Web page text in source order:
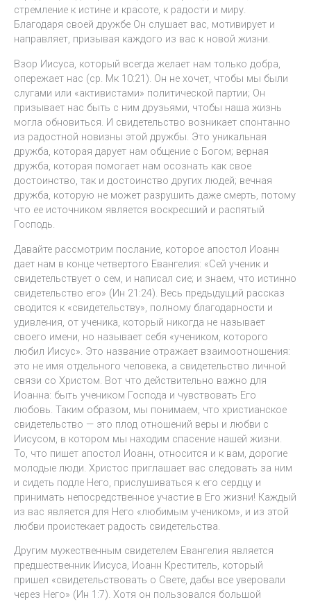
стремление к истине и красоте, к радости и миру.
Благодаря своей дружбе Он слушает вас, мотивирует и
направляет, призывая каждого из вас к новой жизни.
Взор Иисуса, который всегда желает нам только добра,
опережает нас (ср. Мк 10:21). Он не хочет, чтобы мы были
слугами или «активистами» политической партии; Он
призывает нас быть с ним друзьями, чтобы наша жизнь
могла обновиться. И свидетельство возникает спонтанно
из радостной новизны этой дружбы. Это уникальная
дружба, которая дарует нам общение с Богом; верная
дружба, которая помогает нам осознать как свое
достоинство, так и достоинство других людей; вечная
дружба, которую не может разрушить даже смерть, потому
что ее источником является воскресший и распятый
Господь.
Давайте рассмотрим послание, которое апостол Иоанн
дает нам в конце четвертого Евангелия: «Сей ученик и
свидетельствует о сем, и написал сие; и знаем, что истинно
свидетельство его» (Ин 21:24). Весь предыдущий рассказ
сводится к «свидетельству», полному благодарности и
удивления, от ученика, который никогда не называет
своего имени, но называет себя «учеником, которого
любил Иисус». Это название отражает взаимоотношения:
это не имя отдельного человека, а свидетельство личной
связи со Христом. Вот что действительно важно для
Иоанна: быть учеником Господа и чувствовать Его
любовь. Таким образом, мы понимаем, что христианское
свидетельство — это плод отношений веры и любви с
Иисусом, в котором мы находим спасение нашей жизни.
То, что пишет апостол Иоанн, относится и к вам, дорогие
молодые люди. Христос приглашает вас следовать за ним
и сидеть подле Него, прислушиваться к его сердцу и
принимать непосредственное участие в Его жизни! Каждый
из вас является для Него «любимым учеником», и из этой
любви проистекает радость свидетельства.
Другим мужественным свидетелем Евангелия является
предшественник Иисуса, Иоанн Креститель, который
пришел «свидетельствовать о Свете, дабы все уверовали
через Него» (Ин 1:7). Хотя он пользовался большой